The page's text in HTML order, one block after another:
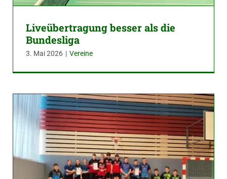
Liveübertragung besser als die
Bundesliga
3. Mai 2026 | Vereine